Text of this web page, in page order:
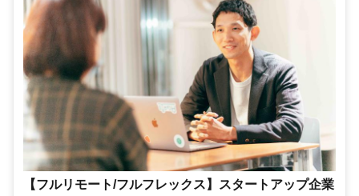
【フルリモート/フルフレックス】スタートアップ企業